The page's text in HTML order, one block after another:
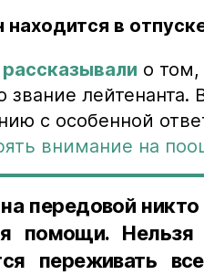
находится в
рассказывали о том,
звание
с особенной
внимание на
передовой
помощи.
переживать